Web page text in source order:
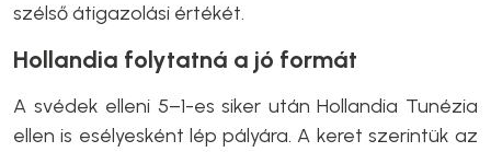
szélső átigazolási értékét.
Hollandia folytatná a jó formát
A svédek elleni 5–1-es siker után Hollandia Tunézia
ellen is esélyesként lép pályára. A keret szerintük az